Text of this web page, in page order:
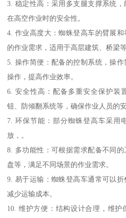
3. 稳定性高：采用多支腿支撑系统
在高空作业时的安全性。
4. 作业高度大：蜘蛛登高车的臂展
的作业需求，适用于高层建筑、桥梁
5. 操作简便：配备的控制系统，操
操作，提高作业效率。
6. 安全性高：配备多重安全保护装
钮、防倾翻系统等，确保作业人员的安
7. 环保节能：部分蜘蛛登高车采用
放，。
8. 多功能性：可根据需求配备不同
盘等，满足不同场景的作业需求。
9. 易于运输：蜘蛛登高车通常可以
减少运输成本。
10. 维护方便：结构设计合理，维